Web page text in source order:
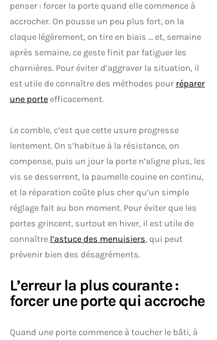
penser : forcer la porte quand elle commence à
accrocher. On pousse un peu plus fort, on la
claque légèrement, on tire en biais … et, semaine
après semaine, ce geste finit par fatiguer les
charnières. Pour éviter d’aggraver la situation, il
est utile de connaître des méthodes pour réparer
une porte efficacement.
Le comble, c’est que cette usure progresse
lentement. On s’habitue à la résistance, on
compense, puis un jour la porte n’aligne plus, les
vis se desserrent, la paumelle couine en continu,
et la réparation coûte plus cher qu’un simple
réglage fait au bon moment. Pour éviter que les
portes grincent, surtout en hiver, il est utile de
connaître l’astuce des menuisiers, qui peut
prévenir bien des désagréments.
L’erreur la plus courante :
forcer une porte qui accroche
Quand une porte commence à toucher le bâti, à